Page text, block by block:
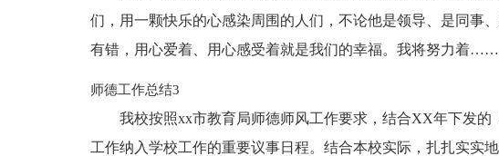
们，用一颗快乐的心感染周围的人们，不论他是领导、是同事
有错，用心爱着、用心感受着就是我们的幸福。我将努力着……
师德工作总结3
我校按照xx市教育局师德师风工作要求，结合XX年下发
工作纳入学校工作的重要议事日程。结合本校实际，扎扎实实